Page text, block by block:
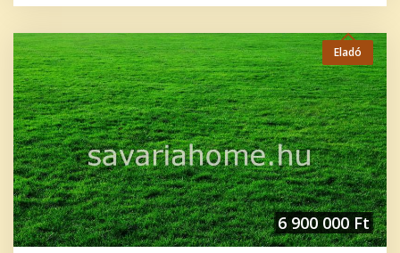
Eladó
6 900 000 Ft